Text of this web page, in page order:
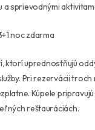
sprievodnými
noc zdarma
ktorí uprednostňujú
Pri rezervácii troch
Kúpele
reštauráciách.